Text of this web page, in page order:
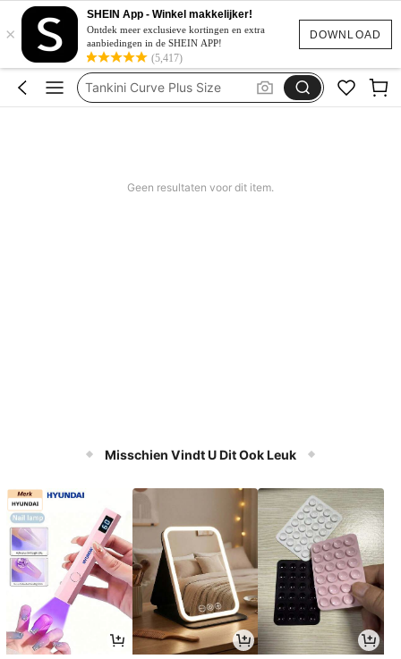
DOWNLOAD
×
SHEIN App - Winkel makkelijker!
Ontdek meer exclusieve kortingen en extra
aanbiedingen in de SHEIN APP!
(5,417)
Badpak Curve Corrigerend
Tankini Curve Plus Size
Bikini Curve
Geen resultaten voor dit item.
Misschien Vindt U Dit Ook Leuk